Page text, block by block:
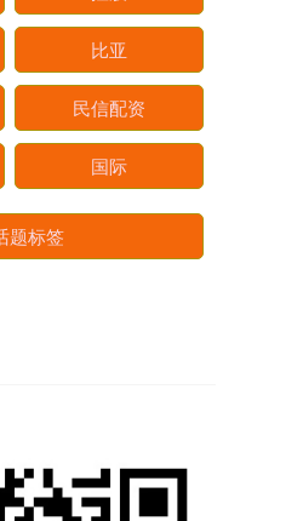
比亚
民信配资
国际
题标签